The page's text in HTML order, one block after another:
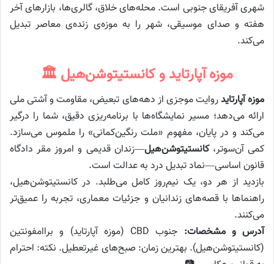
شهری آفریقای جنوبی است. محله‌های خلاق، گالری‌ها، بازارهای آخر
هفته و صدای موسیقی، شهر را به موزه‌ی زنده‌ی معاصر تبدیل
می‌کند.
موزه آپارتاید و کانستیتوشن‌هیل 🏛️
موزه آپارتایدروایت موجزی از دهه‌های تبعیض، مقاومت و آشتی ملی
ارائه می‌دهد؛ مسیر نمایشگاه‌ها با برنامه‌ریزی دقیق، شما را درگیر
می‌کند و در پایان، مفهوم «ملت رنگین‌کمانی» را ملموس می‌سازد.
کمی آن‌سو‌تر،کانستیتوشن‌هیل—زندان قدیمی و امروز مقر دادگاه
قانون اساسی—نماد تبدیل درد به عدالت است.
بازدید از هر دو، یک نیم‌روز کامل می‌طلبد. در کانستیتوشن‌هیل،
راهنماها با قصه‌های زندانیان و جزئیات معماری، تجربه را عمیق‌تر
می‌کنند.
آدرس و مشخصات:
جنوب CBD (موزه آپارتاید) و براامفونتین
(کانستیتوشن‌هیل). بهترین زمان: صبح‌های غیرتعطیل. نکته: احترام